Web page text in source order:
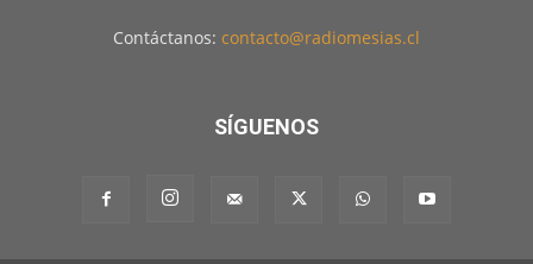
Contáctanos: contacto@radiomesias.cl
SÍGUENOS